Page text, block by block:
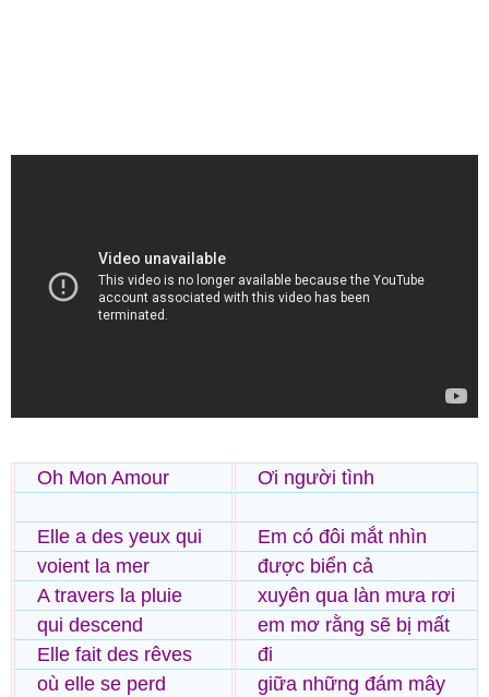
Oh Mon Amour
Elle a des yeux qui
voient la mer
A travers la pluie
qui descend
Elle fait des rêves
où elle se perd
Ơi người tình
Em có đôi mắt nhìn
được biển cả
xuyên qua làn mưa rơi
em mơ rằng sẽ bị mất
đi
giữa những đám mây